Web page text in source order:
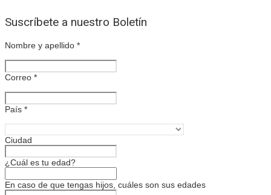
Suscríbete a nuestro Boletín
Nombre y apellido *
Correo *
País *
Ciudad
¿Cuál es tu edad?
En caso de que tengas hijos, cuáles son sus edades